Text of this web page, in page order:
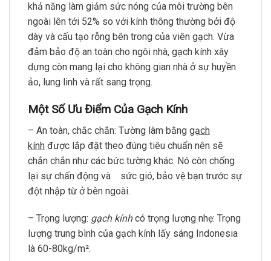
khả năng làm giảm sức nóng của môi trường bên
ngoài lên tới 52% so với kính thông thường bởi độ
dày và cấu tạo rỗng bên trong của viên gạch. Vừa
đảm bảo độ an toàn cho ngôi nhà, gạch kính xây
dựng còn mang lại cho không gian nhà ở sự huyền
ảo, lung linh và rất sang trọng.
Một Số Ưu Điểm Của Gạch Kính
– An toàn, chắc chắn: Tường làm bằng gạch
kính được lắp đặt theo đúng tiêu chuẩn nên sẽ
chắn chắn như các bức tường khác. Nó còn chống
lại sự chấn động và sức gió, bảo vệ bạn trước sự
đột nhập từ ở bên ngoài.
– Trọng lượng: gạch kínhcó trọng lượng nhẹ: Trọng
lượng trung bình của gạch kính lấy sáng Indonesia
là 60-80kg/m².